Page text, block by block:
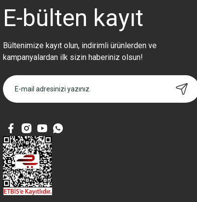
Bu ürüne benzer farklı alternatifler olmalı.
E-bülten kayıt
Bültenimize kayıt olun, indirimli ürünlerden ve
kampanyalardan ilk sizin haberiniz olsun!